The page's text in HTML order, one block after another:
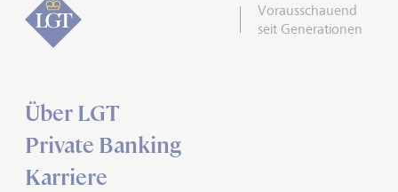
Vorausschauend
seit Generationen
Über LGT
Private Banking
Karriere